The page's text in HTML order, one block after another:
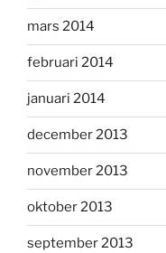
mars 2014
februari 2014
januari 2014
december 2013
november 2013
oktober 2013
september 2013